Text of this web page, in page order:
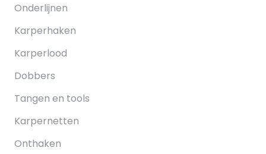
Onderlijnen
Karperhaken
Karperlood
Dobbers
Tangen en tools
Karpernetten
Onthaken